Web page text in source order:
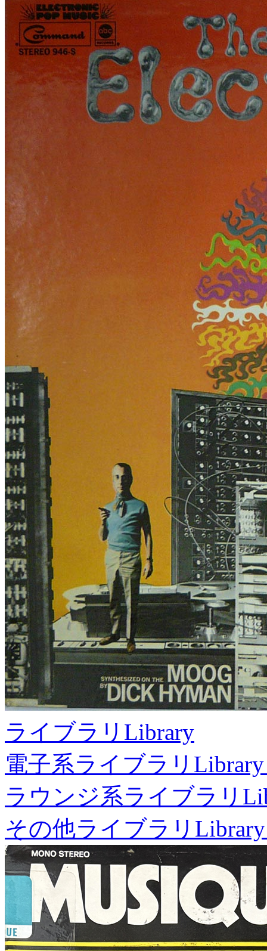
ライブラリ Library
電子系ライブラリ
ラウンジ系ライブラリ
その他ライブラリ